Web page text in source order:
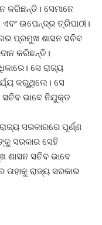
କରିଛନ୍ତି। ସେମାନେ
ଉପେନ୍ଦ୍ର ତ୍ରିପାଠୀ।
ପ୍ରମୁଖ ଶାସନ ସଚିବ
କରିଛନ୍ତି।
ସେ ରାଜ୍ୟ
କରୁଥିଲେ। ସେ
ଭାବେ ନିଯୁକ୍ତ
ସରକାରରେ ପୂର୍ଣ୍ଣ
ସରକାର ସେହି
ସଚିବ ଭାବେ
ରାଜ୍ୟ ସରକାର